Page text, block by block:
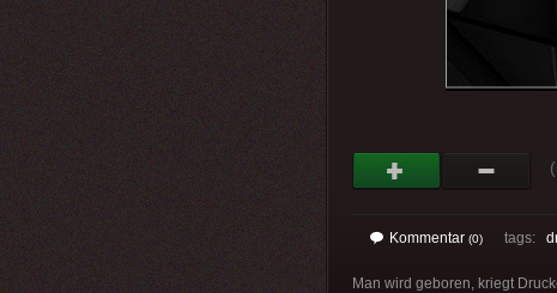
Kommentar (0) tags:
Man wird geboren, kriegt